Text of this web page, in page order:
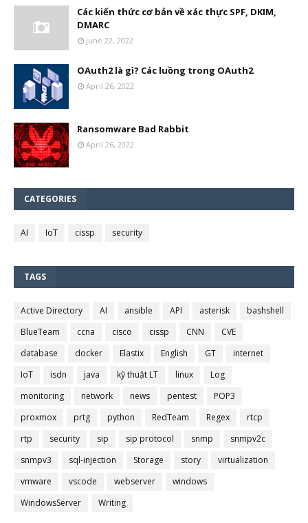
Các kiến thức cơ bản về xác thực SPF, DKIM,
DMARC
June 22, 2022
OAuth2 là gì? Các luồng trong OAuth2
April 26, 2022
Ransomware Bad Rabbit
April 26, 2022
CATEGORIES
AI IoT cissp security
TAGS
Active Directory AI ansible API asterisk
bashshell
BlueTeam
ccna cisco cissp CNN
CVE
database
docker Elastix English GT
internet
IoT
isdn java kỹ thuật LT linux
Log
monitoring
network news pentest
POP3
proxmox
prtg python RedTeam Regex
rtcp
rtp
security sip sip protocol snmp
snmpv2c
snmpv3
sql-injection Storage story
virtualization
vmware
vscode webserver
windows
WindowsServer
Writing